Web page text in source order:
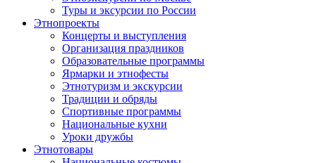
Туры и эксурсии по России
Этнопроекты
Концерты и выступления
Организация праздников
Образовательные программы
Ярмарки и этнофесты
Этнотуризм и экскурсии
Традиции и обряды
Спортивные программы
Национальные кухни
Уроки дружбы
Этнотовары